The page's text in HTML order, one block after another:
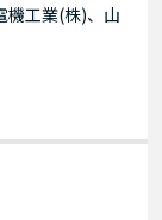
機工業(株)、山